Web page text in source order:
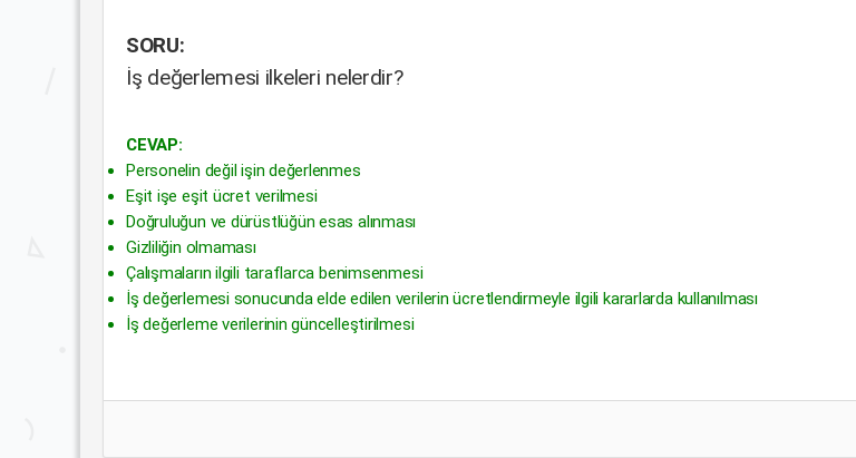
SORU:
İş değerlemesi ilkeleri nelerdir?
CEVAP:
Personelin değil işin değerlenmes
Eşit işe eşit ücret verilmesi
Doğruluğun ve dürüstlüğün esas alınması
Gizliliğin olmaması
Çalışmaların ilgili taraflarca benimsenmesi
İş değerlemesi sonucunda elde edilen verilerin ücretlendirmeyle ilgili kararlarda kullanılması
İş değerleme verilerinin güncelleştirilmesi